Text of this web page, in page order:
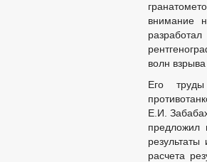
внимание
волн
Его
Е.И.
предложил
расчета